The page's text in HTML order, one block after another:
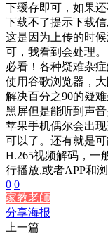
下缓存即可，如果
下载不了提示下载
这是因为上传的时
可，我看到会处理。
必看！各种疑难杂
使用谷歌浏览器，
解决百分之90的疑难
黑屏但是能听到声
苹果手机偶尔会出
可以了。还有就是
H.265视频解码，一
行播放,或者APP和
0 0
家教老師
分享海报
上一篇